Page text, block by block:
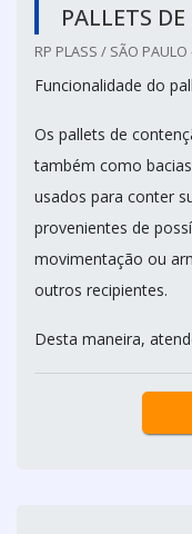
PALLETS
RP PLASS / SÃO PAULO
Funcionalidade do
Os pallets de
também como
usados para conter
provenientes de
movimentação ou
outros recipientes.
Desta maneira,